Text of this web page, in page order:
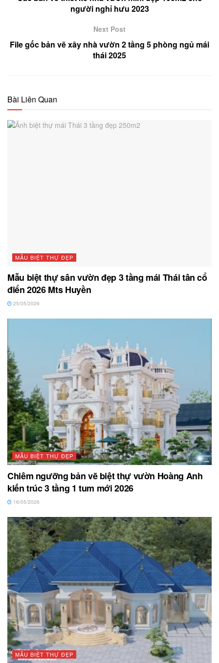
người nghỉ hưu 2023
Next Post
File gốc bản vẽ xây nhà vườn 2 tầng 5 phòng ngủ mái
thái 2025
Bài Liên Quan
MẪU BIỆT THỰ ĐẸP
Mẫu biệt thự sân vườn đẹp 3 tầng mái Thái tân cổ
điển 2026 Mts Huyền
25/05/2026
MẪU BIỆT THỰ ĐẸP
Chiêm ngưỡng bản vẽ biệt thự vườn Hoàng Anh
kiến trúc 3 tầng 1 tum mới 2026
16/05/2026
MẪU BIỆT THỰ ĐẸP